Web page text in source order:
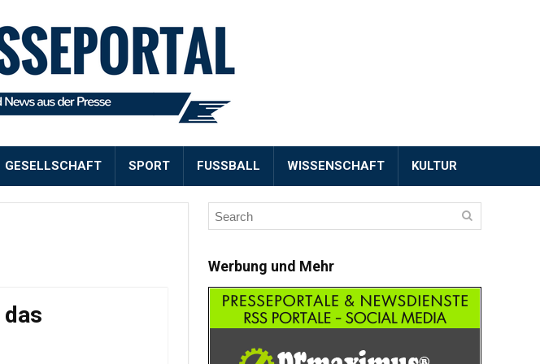
GESELLSCHAFT SPORT FUSSBALL WISSENSCHAFT KULTUR
Werbung und Mehr